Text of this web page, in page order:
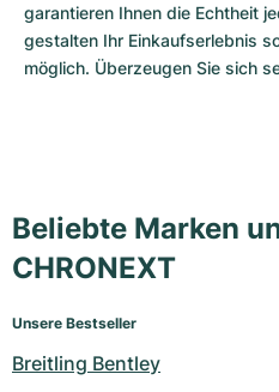
garantieren Ihnen die Echtheit
gestalten Ihr Einkaufserlebnis
möglich. Überzeugen Sie sich
Beliebte Marken
CHRONEXT
Unsere Bestseller
Breitling Bentley